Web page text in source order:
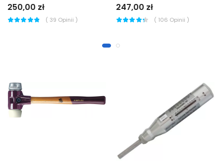
250,00 zł
( 39 Opinii )
247,00 zł
( 106 Opinii )